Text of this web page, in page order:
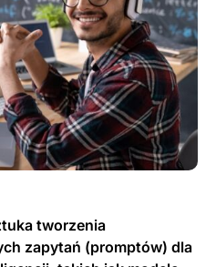
tworzenia
zapytań (promptów) dla